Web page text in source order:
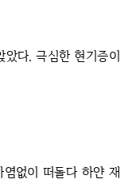
다. 극심한 현기증이
없이 떠돌다 하얀 재